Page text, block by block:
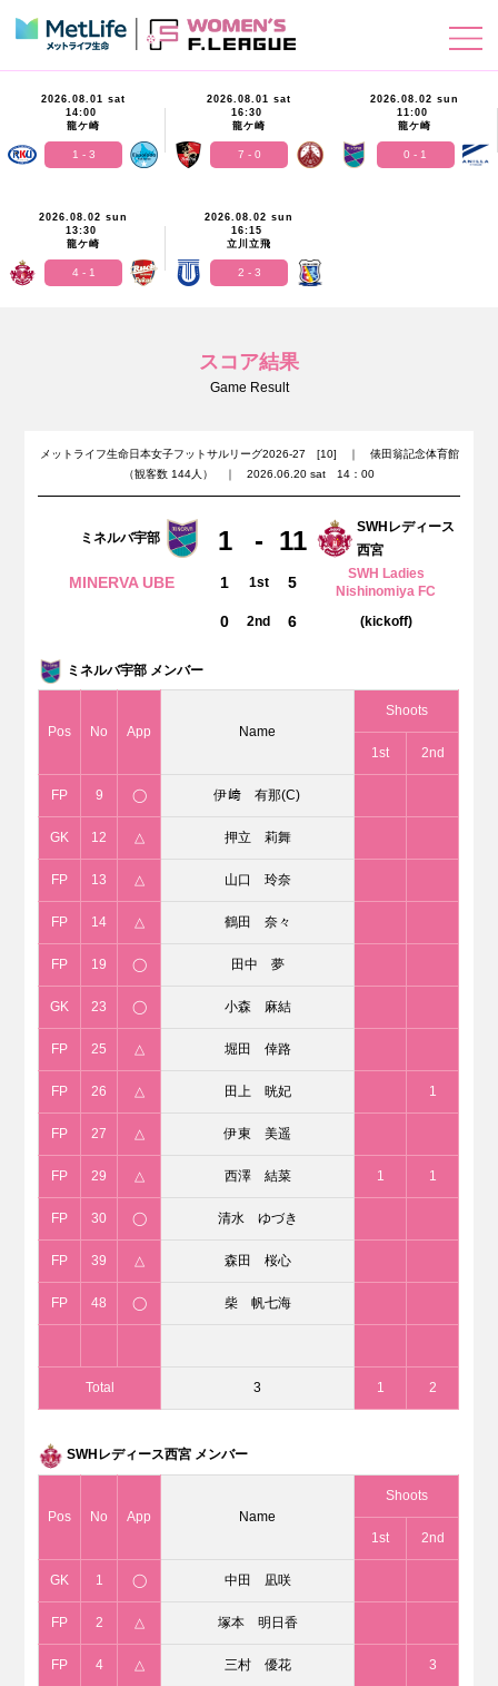
2026.08.01 sat
14:00
龍ケ崎
1 - 3
2026.08.01 sat
16:30
龍ケ崎
7 - 0
2026.08.02 sun
11:00
龍ケ崎
0 - 1
2026.08.02 sun
13:30
龍ケ崎
4 - 1
2026.08.02 sun
16:15
立川立飛
2 - 3
スコア結果
Game Result
メットライフ生命日本女子フットサルリーグ2026-27 [10] ｜ 俵田翁記念体育館
（観客数 144人） ｜ 2026.06.20 sat 14：00
ミネルバ宇部 1 - 11
SWHレディース
西宮
MINERVA UBE 1 1st 5
SWH Ladies
Nishinomiya FC
0 2nd 6 (kickoff)
ミネルバ宇部 メンバー
Pos No App Name
Shoots
1st 2nd
FP 9 ◯ 伊﨑 有那(C)
GK 12 △ 押立 莉舞
FP 13 △ 山口 玲奈
FP 14 △ 鶴田 奈々
FP 19 ◯ 田中 夢
GK 23 ◯ 小森 麻結
FP 25 △ 堀田 倖路
FP 26 △ 田上 晄妃 1
FP 27 △ 伊東 美遥
FP 29 △ 西澤 結菜 1 1
FP 30 ◯ 清水 ゆづき
FP 39 △ 森田 桜心
FP 48 ◯ 柴 帆七海
Total 3 1 2
SWHレディース西宮 メンバー
Pos No App Name
Shoots
1st 2nd
GK 1 ◯ 中田 凪咲
FP 2 △ 塚本 明日香
FP 4 △ 三村 優花 3